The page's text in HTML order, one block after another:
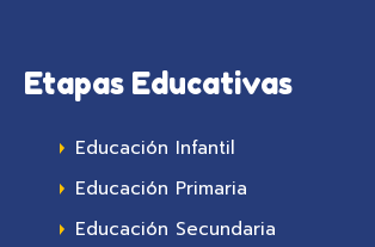
Etapas Educativas
Educación Infantil
Educación Primaria
Educación Secundaria